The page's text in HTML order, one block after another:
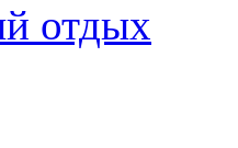
отдых